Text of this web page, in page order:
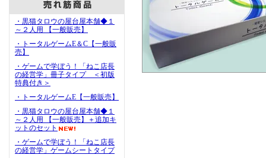
・黒猫タロウの屋台屋本舗◆１
～２人用 【一般販売】
・トータルゲームE＆C【一般販
売】
・ゲームで学ぼう！「ねこ店長
の経営学」冊子タイプ ＜初版
特典付き＞
・トータルゲームE【一般販売】
・黒猫タロウの屋台屋本舗◆１
～２人用 【一般販売】＋追加キ
ットのセット
・ゲームで学ぼう！「ねこ店長
の経営学」ゲームシートタイプ